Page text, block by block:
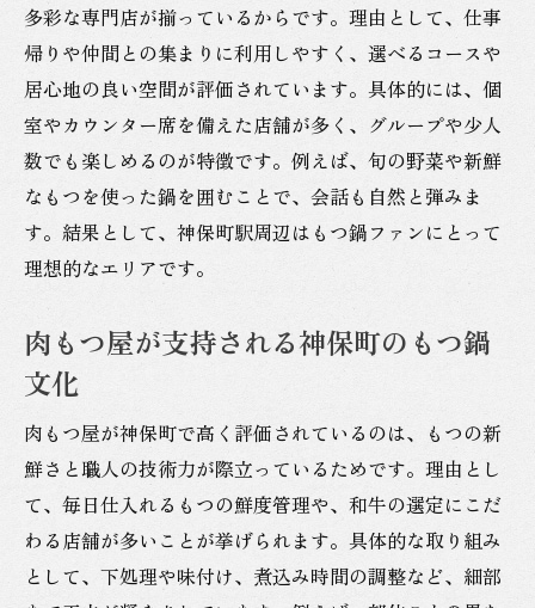
神保町のもつ鍋と和牛料理の魅力を再確認
新鮮もつ鍋と近江牛を楽しむ神保町グルメ
術
和牛料理と一緒に味わう神保町駅のもつ鍋
神保町駅エリアで話題のもつ鍋を堪能しよ
う
和牛と相性抜群のもつ鍋料理を徹底解説
神保町で人気のもつ鍋体験をまとめて紹介
アクセス抜群エリアでもつ鍋を堪能する秘訣
アクセス良好な神保町で新鮮もつ鍋を満喫
駅チカの肉もつ屋で和牛もつ鍋を味わうコ
ツ
神保町駅周辺で人気もつ鍋店を探す方法
多彩な専門店が揃っているからです。理由として、仕事
帰りや仲間との集まりに利用しやすく、選べるコースや
居心地の良い空間が評価されています。具体的には、個
室やカウンター席を備えた店舗が多く、グループや少人
数でも楽しめるのが特徴です。例えば、旬の野菜や新鮮
なもつを使った鍋を囲むことで、会話も自然と弾みま
す。結果として、神保町駅周辺はもつ鍋ファンにとって
理想的なエリアです。
肉もつ屋が支持される神保町のもつ鍋
文化
肉もつ屋が神保町で高く評価されているのは、もつの新
鮮さと職人の技術力が際立っているためです。理由とし
て、毎日仕入れるもつの鮮度管理や、和牛の選定にこだ
わる店舗が多いことが挙げられます。具体的な取り組み
として、下処理や味付け、煮込み時間の調整など、細部